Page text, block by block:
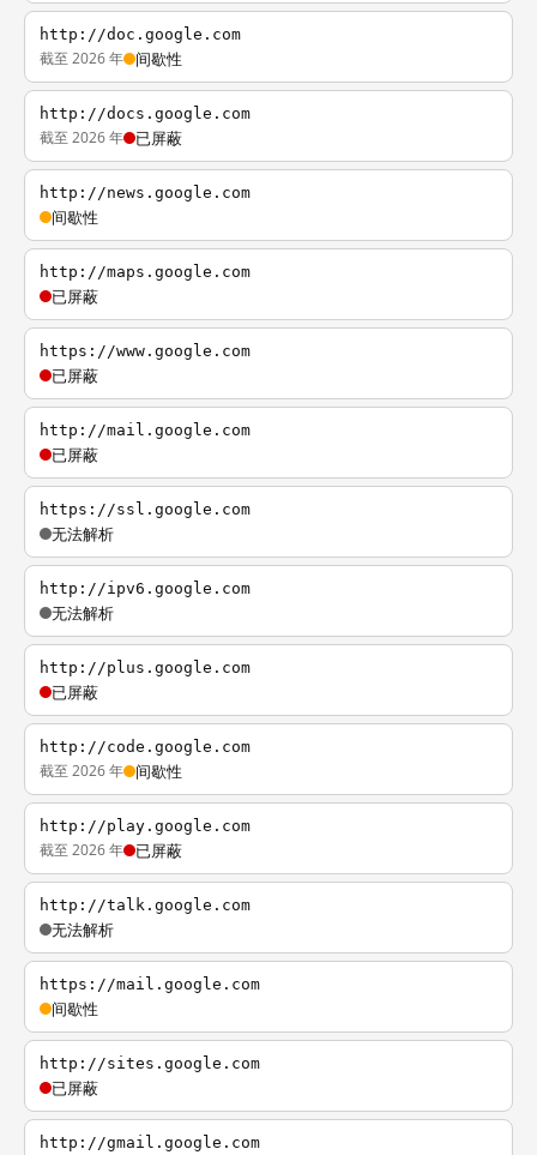
http://doc.google.com
截至 2026 年 间歇性
http://docs.google.com
截至 2026 年 已屏蔽
http://news.google.com
间歇性
http://maps.google.com
已屏蔽
https://www.google.com
已屏蔽
http://mail.google.com
已屏蔽
https://ssl.google.com
无法解析
http://ipv6.google.com
无法解析
http://plus.google.com
已屏蔽
http://code.google.com
截至 2026 年 间歇性
http://play.google.com
截至 2026 年 已屏蔽
http://talk.google.com
无法解析
https://mail.google.com
间歇性
http://sites.google.com
已屏蔽
http://gmail.google.com